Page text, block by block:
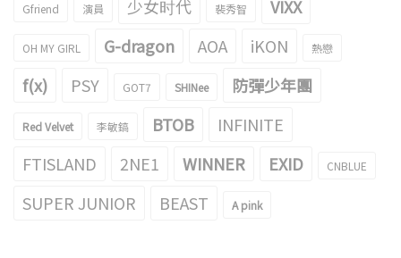
Gfriend 演員 少女时代 裴秀智 VIXX
OH MY GIRL G-dragon AOA iKON 熱戀
f(x) PSY GOT7 SHINee 防彈少年團
Red Velvet 李敏鎬 BTOB
INFINITE
FTISLAND
2NE1 WINNER EXID CNBLUE
SUPER JUNIOR BEAST A pink